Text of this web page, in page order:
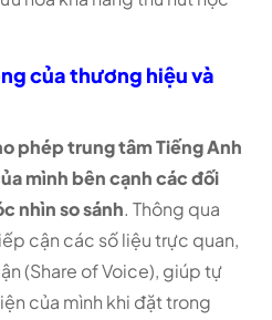
của thương hiệu và
phép trung tâm Tiếng Anh
mình bên cạnh các đối
nhìn so sánh. Thông qua
cận các số liệu trực quan,
(Share of Voice), giúp tự
của mình khi đặt trong